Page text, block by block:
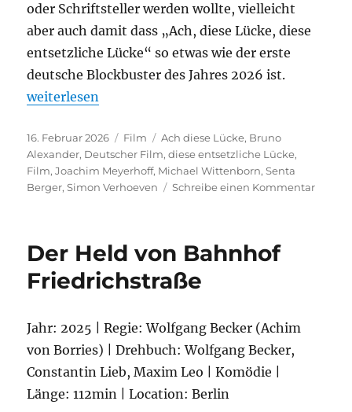
oder Schriftsteller werden wollte, vielleicht
aber auch damit dass „Ach, diese Lücke, diese
entsetzliche Lücke“ so etwas wie der erste
deutsche Blockbuster des Jahres 2026 ist.
„Ach diese Lücke, diese entsetzliche Lücke“
weiterlesen
Veröffentlicht
am
16. Februar 2026 Kategorien
Film Schlagwörter
Ach diese Lücke, Bruno
Alexander, Deutscher Film,diese entsetzliche Lücke,
Film,Joachim Meyerhoff, Michael Wittenborn,Senta
Berger,Simon Verhoeven Schreibe einen Kommentarzu
Der Held von Bahnhof
Friedrichstraße
Jahr: 2025 | Regie: Wolfgang Becker (Achim
von Borries) | Drehbuch: Wolfgang Becker,
Constantin Lieb, Maxim Leo | Komödie |
Länge: 112min | Location: Berlin